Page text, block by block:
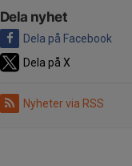
Dela nyhet
Dela på Facebook
Dela på X
Nyheter via RSS